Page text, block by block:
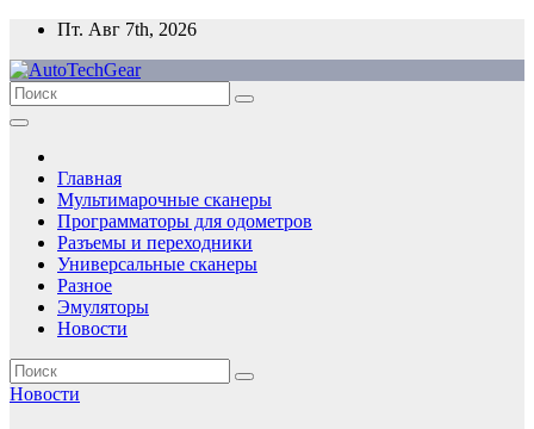
Перейти
содержимому
Пт. Авг 7th, 2026
Главная
Мультимарочные сканеры
Программаторы для одометров
Разъемы и переходники
Универсальные сканеры
Разное
Эмуляторы
Новости
Новости